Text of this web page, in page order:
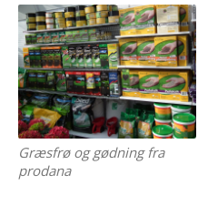
Græsfrø og gødning fra
prodana